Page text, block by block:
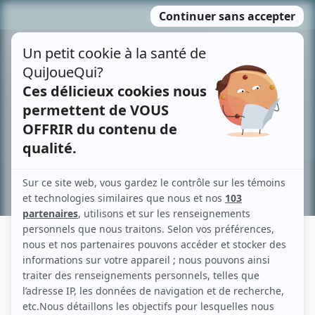
MENU
contenu
Recherche avancée »
MICHEL WINOGRADOFF
Liens
Fiche de Michel Winogradoff sur Showbizz.net